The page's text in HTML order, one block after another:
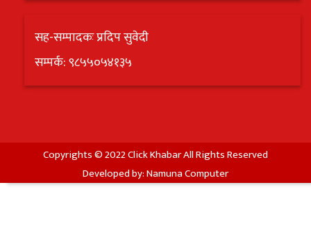
सह-सम्पादकः प्रदिप सुवेदी
सम्पर्क: ९८५५०५४१३५
Copyrights © 2022 Click Khabar All Rights Reserved
Developed by:Namuna Computer